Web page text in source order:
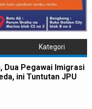
Kategori
Dua Pegawai Imigrasi
ini Tuntutan JPU